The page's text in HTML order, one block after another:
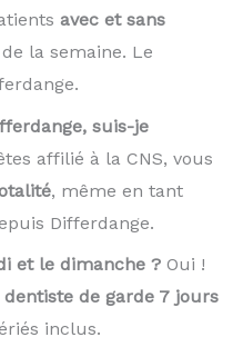
avec et sans
la semaine. Le
suis-je
affilié à la CNS, vous
, même en tant
Differdange.
et le dimanche ? Oui !
dentiste de garde 7 jours
inclus.